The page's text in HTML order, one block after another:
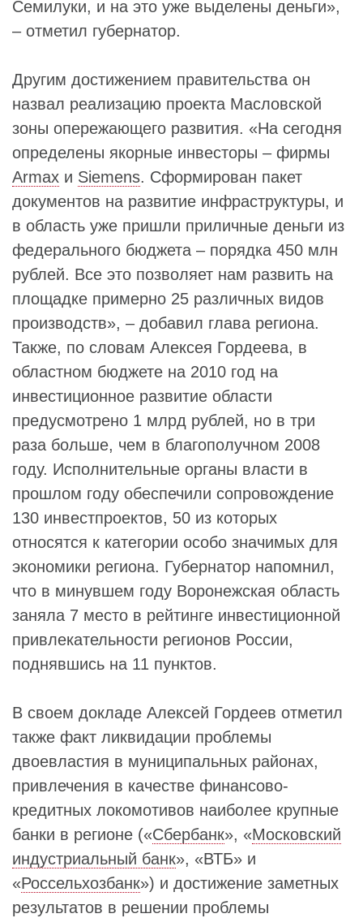
Семилуки, и на это уже выделены деньги»,
– отметил губернатор.
Другим достижением правительства он
назвал реализацию проекта Масловской
зоны опережающего развития. «На сегодня
определены якорные инвесторы – фирмы
Armax и Siemens. Сформирован пакет
документов на развитие инфраструктуры, и
в область уже пришли приличные деньги из
федерального бюджета – порядка 450 млн
рублей. Все это позволяет нам развить на
площадке примерно 25 различных видов
производств», – добавил глава региона.
Также, по словам Алексея Гордеева, в
областном бюджете на 2010 год на
инвестиционное развитие области
предусмотрено 1 млрд рублей, но в три
раза больше, чем в благополучном 2008
году. Исполнительные органы власти в
прошлом году обеспечили сопровождение
130 инвестпроектов, 50 из которых
относятся к категории особо значимых для
экономики региона. Губернатор напомнил,
что в минувшем году Воронежская область
заняла 7 место в рейтинге инвестиционной
привлекательности регионов России,
поднявшись на 11 пунктов.
В своем докладе Алексей Гордеев отметил
также факт ликвидации проблемы
двоевластия в муниципальных районах,
привлечения в качестве финансово-
кредитных локомотивов наиболее крупные
банки в регионе («Сбербанк», «Московский
индустриальный банк», «ВТБ» и
«Россельхозбанк») и достижение заметных
результатов в решении проблемы